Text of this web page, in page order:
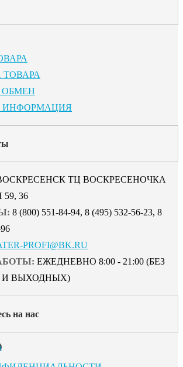
ОБМЕН
ИНФОРМАЦИЯ
ТЦ ВОСКРЕСЕНОЧКА
36
8 (800) 551-84-94, 8 (495) 532-56-23, 8
PROFI@BK.RU
ЕЖЕДНЕВНО 8:00 - 21:00 (БЕЗ
И ВЫХОДНЫХ)
на нас